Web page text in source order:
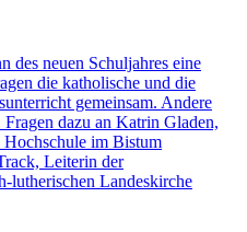
des neuen Schuljahres eine
die katholische und die
gemeinsam. Andere
dazu an Katrin Gladen,
im Bistum
Leiterin der
lutherischen Landeskirche